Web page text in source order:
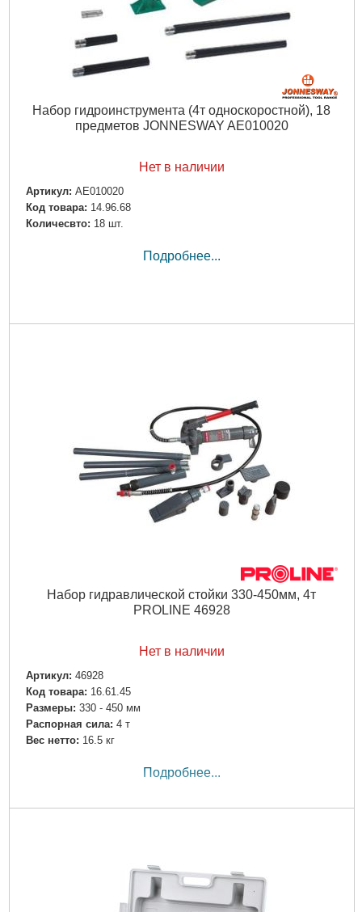
Набор гидроинструмента (4т односкоростной), 18
предметов JONNESWAY AE010020
Нет в наличии
Артикул: AE010020
Код товара: 14.96.68
Количесвто: 18 шт.
Подробнее...
Набор гидравлической стойки 330-450мм, 4т
PROLINE 46928
Нет в наличии
Артикул: 46928
Код товара: 16.61.45
Размеры: 330 - 450 мм
Распорная сила: 4 т
Вес нетто: 16.5 кг
Подробнее...